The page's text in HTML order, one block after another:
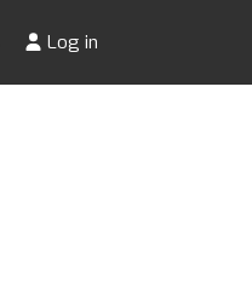
Log in